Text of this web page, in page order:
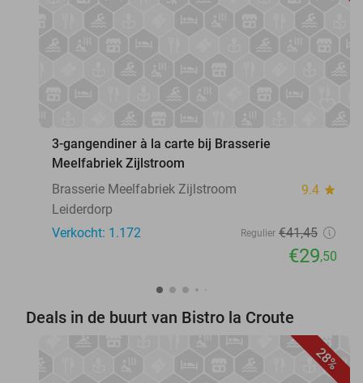
3-gangendiner à la carte bij Brasserie
Meelfabriek Zijlstroom
Brasserie Meelfabriek Zijlstroom
9.4 star
Leiderdorp
Verkocht: 1.172
Regulier €41,45
€29,50
Deals in de buurt van Bistro la Croute
28%